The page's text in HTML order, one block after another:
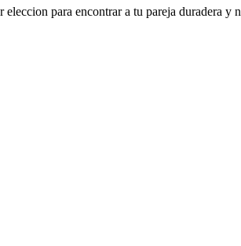
para encontrar a tu pareja duradera y